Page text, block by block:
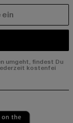
umgeht, findest Du
kostenfei